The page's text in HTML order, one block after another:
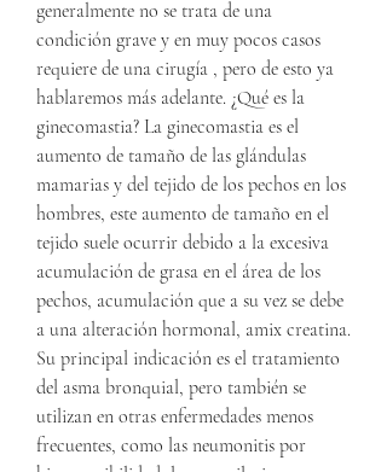
generalmente no se trata de una
condición grave y en muy pocos casos
requiere de una cirugía , pero de esto ya
hablaremos más adelante. ¿Qué es la
ginecomastia? La ginecomastia es el
aumento de tamaño de las glándulas
mamarias y del tejido de los pechos en los
hombres, este aumento de tamaño en el
tejido suele ocurrir debido a la excesiva
acumulación de grasa en el área de los
pechos, acumulación que a su vez se debe
a una alteración hormonal, amix creatina.
Su principal indicación es el tratamiento
del asma bronquial, pero también se
utilizan en otras enfermedades menos
frecuentes, como las neumonitis por